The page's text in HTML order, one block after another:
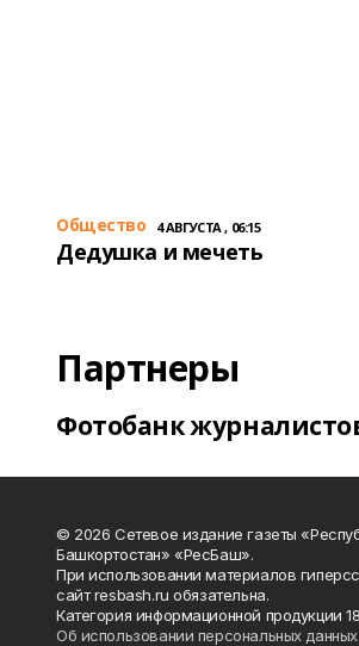
Общество 4 АВГУСТА , 06:15
Дедушка и мечеть
Партнеры
Фотобанк
© 2026 Сетевое издание газеты
Башкортостан» «РесБаш».
При использовании материалов
сайт resbash.ru обязательна.
Категория информационной продукции
Об использовании персональных данных